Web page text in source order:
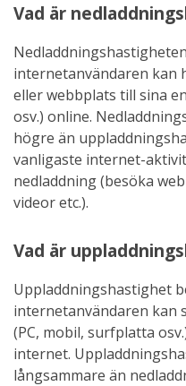
Vad är
internetanvändaren kan
eller webbplats till sina
osv.) online.
högre än
vanligaste internet-
nedladdning (besöka
videor etc.).
Vad är
Uppladdningshastighet
internetanvändaren kan
(PC, mobil, surfplatta
internet.
långsammare än